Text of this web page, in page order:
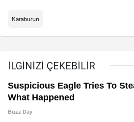
Karaburun